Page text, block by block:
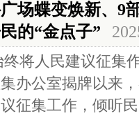
场蝶变焕新、
的“金点子”
终将人民建议征集
办公室揭牌以来
征集工作，倾听